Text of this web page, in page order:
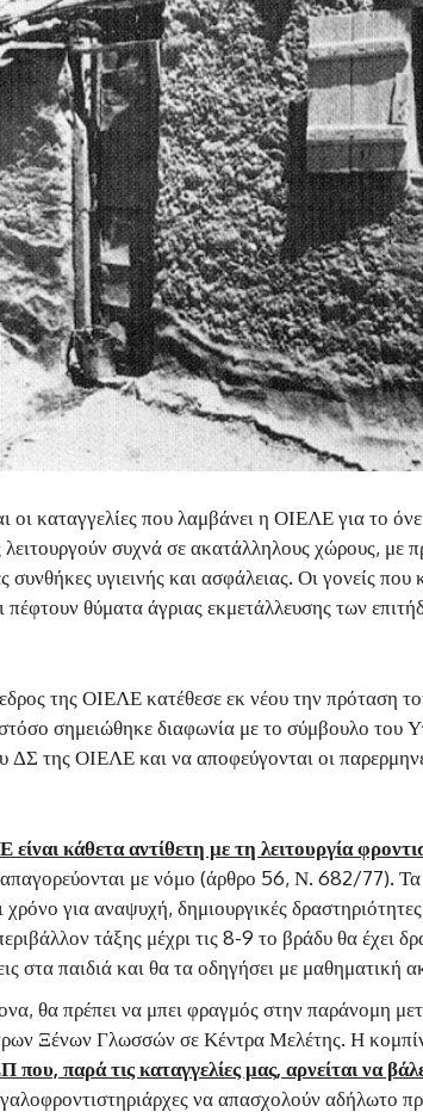
οι καταγγελίες που λαμβάνει η ΟΙΕΛΕ για το
λειτουργούν συχνά σε ακατάλληλους χώρους,
συνθήκες υγιεινής και ασφάλειας. Οι γονείς
πέφτουν θύματα άγριας εκμετάλλευσης των
της ΟΙΕΛΕ κατέθεσε εκ νέου την πρόταση
σημειώθηκε διαφωνία με το σύμβουλο του
ΔΣ της ΟΙΕΛΕ και να αποφεύγονται οι
κάθετα αντίθετη με τη λειτουργία
με νόμο (άρθρο 56, Ν. 682/77). Τα
για αναψυχή, δημιουργικές
τάξης μέχρι τις 8-9 το βράδυ θα έχει
στα παιδιά και θα τα οδηγήσει με μαθηματική
θα πρέπει να μπει φραγμός στην παράνομη
Ξένων Γλωσσών σε Κέντρα Μελέτης. Η
παρά τις καταγγελίες μας, αρνείται να
να απασχολούν αδήλωτο